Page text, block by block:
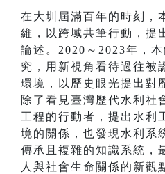
在大圳屆滿百年的時刻，
維，以跨域共筆行動，提
論述。2020～2023年，
究，用新視角看待過往被
環境，以歷史眼光提出對
除了看見臺灣歷代水利社
工程的行動者，提出水利
境的關係，也發現水利系
傳承且複雜的知識系統，
人與社會生命關係的新觀